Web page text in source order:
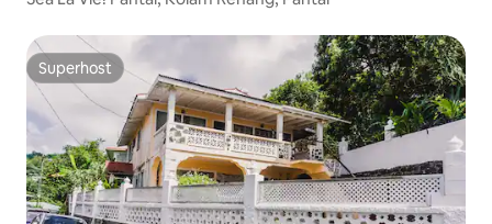
Superhost
Superhost